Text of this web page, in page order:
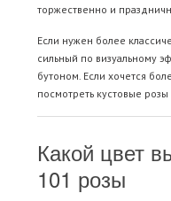
торжественно и
Если нужен более
сильный по визуальному
бутоном. Если хочется
посмотреть кустовые розы
Какой цвет
101 розы